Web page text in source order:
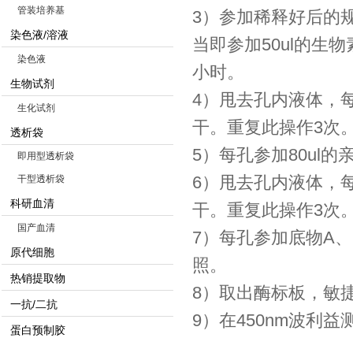
管装培养基
染色液/溶液
染色液
生物试剂
生化试剂
透析袋
即用型透析袋
干型透析袋
科研血清
国产血清
原代细胞
热销提取物
一抗/二抗
蛋白预制胶
3）参加稀释好后的
当即参加50ul的生
小时。
4）甩去孔内液体，
干。重复此操作3次
5）每孔参加80ul的
6）甩去孔内液体，
干。重复此操作3次
7）每孔参加底物A
照。
8）取出酶标板，敏
9）在450nm波利益